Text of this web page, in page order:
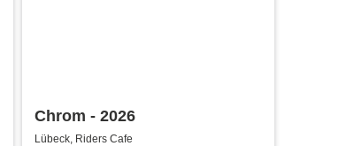
Chrom - 2026
Lübeck, Riders Cafe